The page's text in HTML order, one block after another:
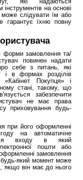
на основі
слідувати їм або
гарантує їхню повну
форми замовлення та/
повинен надати
себе з питань, які
і в формах розділів
«Кабінет Покупця» і
стані, такому, що
забезпечити
не має права
приховування будь-
при його оформленні
на автоматичне
входу в який
пошти або
замовлення
який момент може
якщо він має до нього